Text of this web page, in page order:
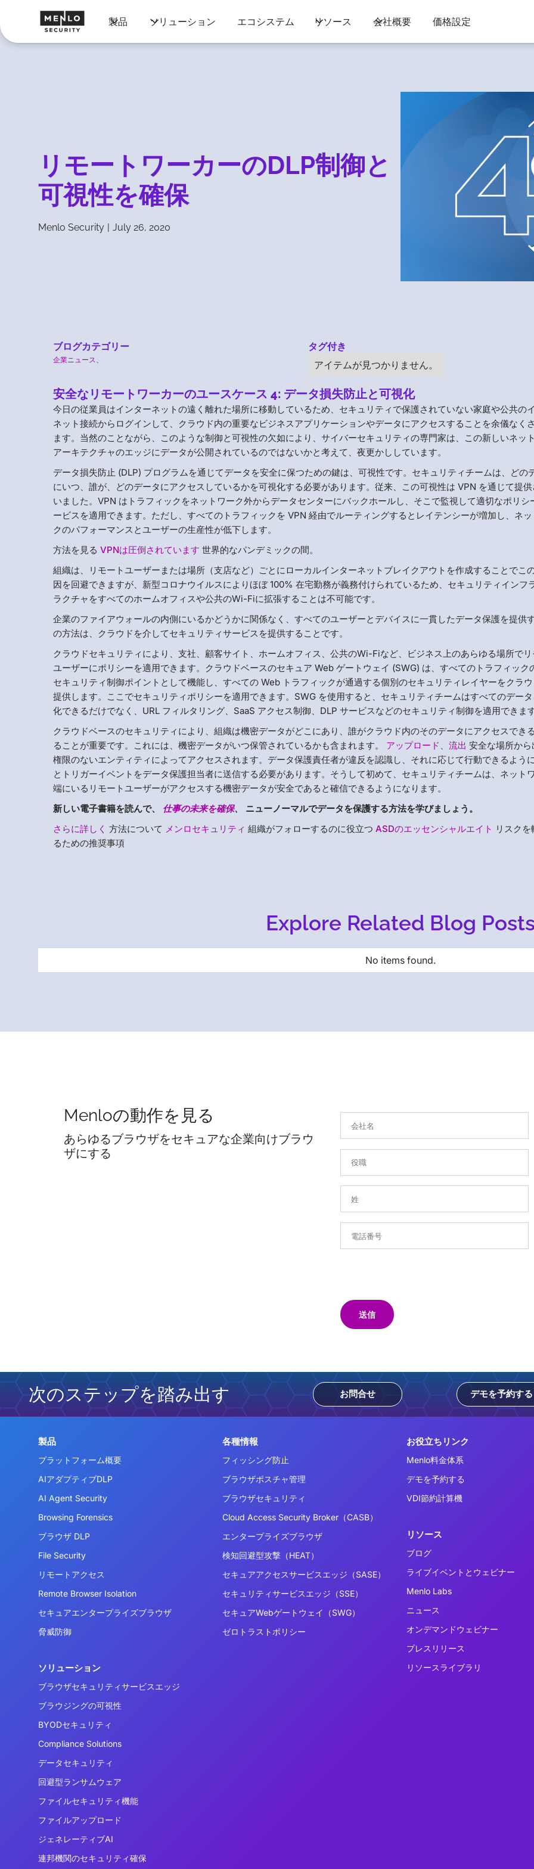
製品 ソリューション エコシステム リソース 会社概要 価格設定
リモートワーカーのDLP制御と
可視性を確保
Menlo Security | July 26, 2020
ブログカテゴリー
企業ニュース、
タグ付き
アイテムが見つかりません。
安全なリモートワーカーのユースケース 4: データ損失防止と可視化
今日の従業員はインターネットの遠く離れた場所に移動しているため、セキュリティで保護されていない家庭や公共の
ネット接続からログインして、クラウド内の重要なビジネスアプリケーションやデータにアクセスすることを余儀なく
ます。当然のことながら、このような制御と可視性の欠如により、サイバーセキュリティの専門家は、この新しいネッ
アーキテクチャのエッジにデータが公開されているのではないかと考えて、夜更かししています。
データ損失防止 (DLP) プログラムを通じてデータを安全に保つための鍵は、可視性です。セキュリティチームは、どの
にいつ、誰が、どのデータにアクセスしているかを可視化する必要があります。従来、この可視性は VPN を通じて提供
いました。VPN はトラフィックをネットワーク外からデータセンターにバックホールし、そこで監視して適切なポリシ
ービスを適用できます。ただし、すべてのトラフィックを VPN 経由でルーティングするとレイテンシーが増加し、ネ
クのパフォーマンスとユーザーの生産性が低下します。
方法を見るVPNは圧倒されています 世界的なパンデミックの間。
組織は、リモートユーザーまたは場所（支店など）ごとにローカルインターネットブレイクアウトを作成することでこ
因を回避できますが、新型コロナウイルスによりほぼ 100% 在宅勤務が義務付けられているため、セキュリティインフ
ラクチャをすべてのホームオフィスや公共のWi-Fiに拡張することは不可能です。
企業のファイアウォールの内側にいるかどうかに関係なく、すべてのユーザーとデバイスに一貫したデータ保護を提供
の方法は、クラウドを介してセキュリティサービスを提供することです。
クラウドセキュリティにより、支社、顧客サイト、ホームオフィス、公共のWi-Fiなど、ビジネス上のあらゆる場所でリ
ユーザーにポリシーを適用できます。クラウドベースのセキュア Web ゲートウェイ (SWG) は、すべてのトラフィック
セキュリティ制御ポイントとして機能し、すべての Web トラフィックが通過する個別のセキュリティレイヤーをクラ
提供します。ここでセキュリティポリシーを適用できます。SWG を使用すると、セキュリティチームはすべてのデー
化できるだけでなく、URL フィルタリング、SaaS アクセス制御、DLP サービスなどのセキュリティ制御を適用できます
クラウドベースのセキュリティにより、組織は機密データがどこにあり、誰がクラウド内のそのデータにアクセスでき
ることが重要です。これには、機密データがいつ保管されているかも含まれます。 アップロード、流出 安全な場所から
権限のないエンティティによってアクセスされます。データ保護責任者が違反を認識し、それに応じて行動できるよう
とトリガーイベントをデータ保護担当者に送信する必要があります。そうして初めて、セキュリティチームは、ネット
端にいるリモートユーザーがアクセスする機密データが安全であると確信できるようになります。
新しい電子書籍を読んで、 仕事の未来を確保、
ニューノーマルでデータを保護する方法を学びましょう。
さらに詳しく 方法について メンロセキュリティ 組織がフォローするのに役立つASDのエッセンシャルエイト リスクを
るための推奨事項
Explore Related Blog Posts
No items found.
Menloの動作を見る
あらゆるブラウザをセキュアな企業向けブラウ
ザにする
送信
次のステップを踏み出す お問合せ デモを予約する
製品
プラットフォーム概要
AIアダプティブDLP
AI Agent Security
Browsing Forensics
ブラウザ DLP
File Security
リモートアクセス
Remote Browser Isolation
セキュアエンタープライズブラウザ
脅威防御
ソリューション
ブラウザセキュリティサービスエッジ
ブラウジングの可視性
BYODセキュリティ
Compliance Solutions
データセキュリティ
回避型ランサムウェア
ファイルセキュリティ機能
ファイルアップロード
ジェネレーティブAI
連邦機関のセキュリティ確保
各種情報
フィッシング防止
ブラウザポスチャ管理
ブラウザセキュリティ
Cloud Access Security Broker（CASB）
エンタープライズブラウザ
検知回避型攻撃（HEAT）
セキュアアクセスサービスエッジ（SASE）
セキュリティサービスエッジ（SSE）
セキュアWebゲートウェイ（SWG）
ゼロトラストポリシー
お役立ちリンク
Menlo料金体系
デモを予約する
VDI節約計算機
リソース
ブログ
ライブイベントとウェビナー
Menlo Labs
ニュース
オンデマンドウェビナー
プレスリリース
リソースライブラリ